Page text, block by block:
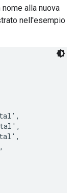
alla nuova
nell'esempio